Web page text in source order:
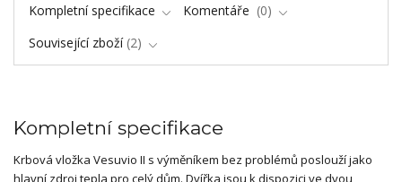
Kompletní specifikace Komentáře
0
Související zboží 2
Kompletní specifikace
Krbová vložka Vesuvio II s výměníkem bez problémů poslouží jako